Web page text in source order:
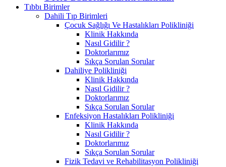
Tıbbı Birimler
Dahili Tıp Birimleri
Çocuk Sağlığı Ve Hastalıkları Polikliniği
Klinik Hakkında
Nasıl Gidilir ?
Doktorlarımız
Sıkça Sorulan Sorular
Dahiliye Polikliniği
Klinik Hakkında
Nasıl Gidilir ?
Doktorlarımız
Sıkça Sorulan Sorular
Enfeksiyon Hastalıkları Polikliniği
Klinik Hakkında
Nasıl Gidilir ?
Doktorlarımız
Sıkça Sorulan Sorular
Fizik Tedavi ve Rehabilitasyon Polikliniği